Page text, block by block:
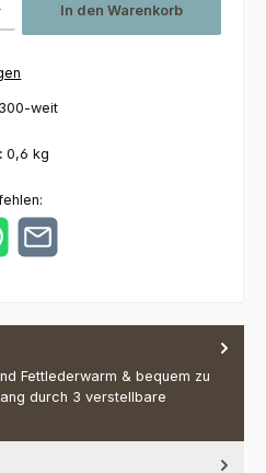
In den Warenkorb
weit
0,6 kg
Fettlederwarm & bequem zu
durch 3 verstellbare